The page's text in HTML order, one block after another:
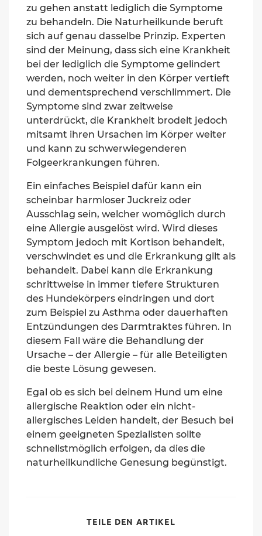
zu gehen anstatt lediglich die Symptome
zu behandeln. Die Naturheilkunde beruft
sich auf genau dasselbe Prinzip. Experten
sind der Meinung, dass sich eine Krankheit
bei der lediglich die Symptome gelindert
werden, noch weiter in den Körper vertieft
und dementsprechend verschlimmert. Die
Symptome sind zwar zeitweise
unterdrückt, die Krankheit brodelt jedoch
mitsamt ihren Ursachen im Körper weiter
und kann zu schwerwiegenderen
Folgeerkrankungen führen.
Ein einfaches Beispiel dafür kann ein
scheinbar harmloser Juckreiz oder
Ausschlag sein, welcher womöglich durch
eine Allergie ausgelöst wird. Wird dieses
Symptom jedoch mit Kortison behandelt,
verschwindet es und die Erkrankung gilt als
behandelt. Dabei kann die Erkrankung
schrittweise in immer tiefere Strukturen
des Hundekörpers eindringen und dort
zum Beispiel zu Asthma oder dauerhaften
Entzündungen des Darmtraktes führen. In
diesem Fall wäre die Behandlung der
Ursache – der Allergie – für alle Beteiligten
die beste Lösung gewesen.
Egal ob es sich bei deinem Hund um eine
allergische Reaktion oder ein nicht-
allergisches Leiden handelt, der Besuch bei
einem geeigneten Spezialisten sollte
schnellstmöglich erfolgen, da dies die
naturheilkundliche Genesung begünstigt.
TEILE DEN ARTIKEL